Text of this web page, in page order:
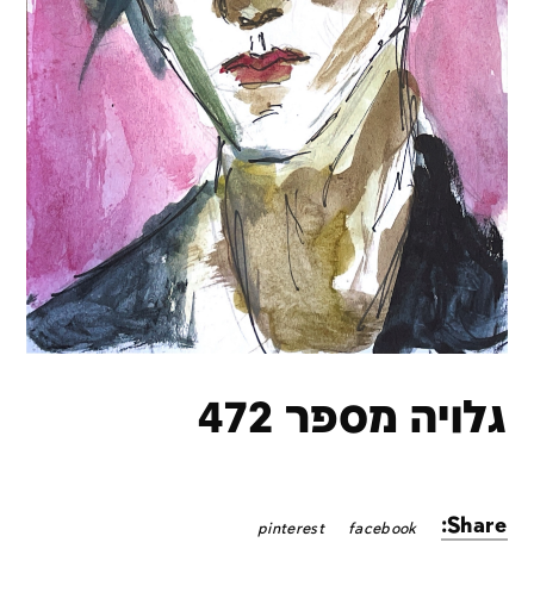
גלויה מספר 472
Share:
facebook
pinterest